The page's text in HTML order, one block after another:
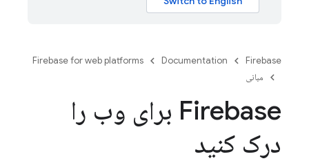
Firebase
Documentation
Firebase for web platforms
مبانی
Firebase برای وب را
درک کنید